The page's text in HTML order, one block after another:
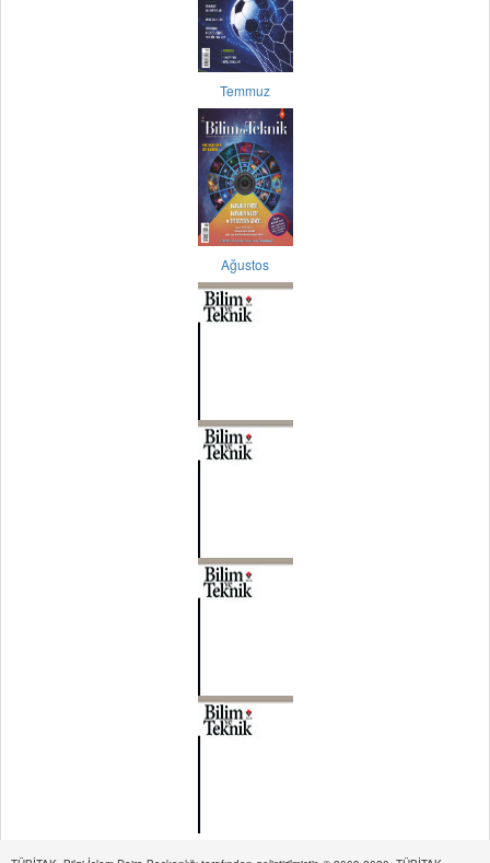
Temmuz
Ağustos